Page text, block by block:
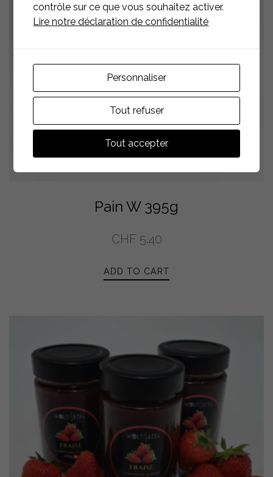
Pain W 395g
CHF 5.40
ADD TO CART
contrôle sur ce que vous souhaitez activer.
Lire notre déclaration de confidentialité
Personnaliser
Tout refuser
Tout accepter